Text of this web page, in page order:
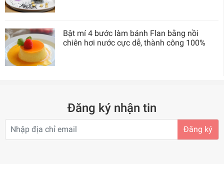
Bật mí 4 bước làm bánh Flan bằng nồi
chiên hơi nước cực dễ, thành công 100%
Đăng ký nhận tin
Đăng ký